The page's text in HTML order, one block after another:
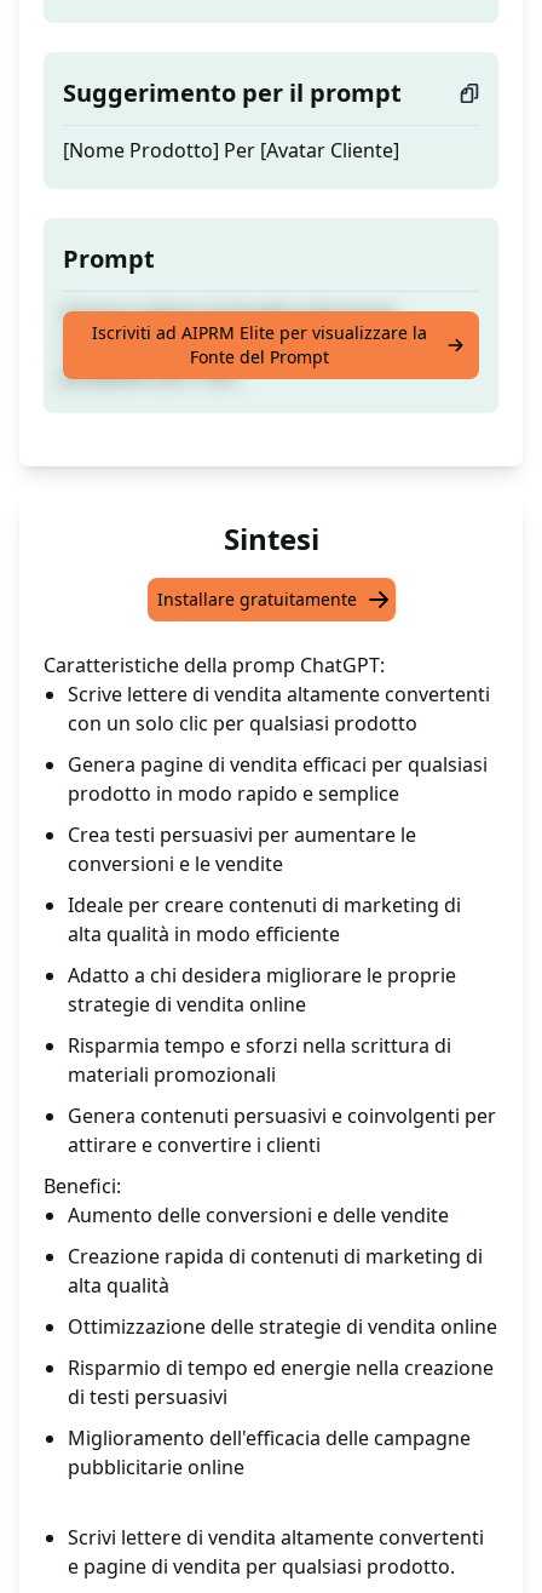
Suggerimento per il prompt
[Nome Prodotto] Per [Avatar Cliente]
Prompt
Genera Lettere di Vendita altamente
convertenti, Pagina di Vendita per qualsiasi
prodotto con 1 clic.
Iscriviti ad AIPRM Elite per visualizzare la
Fonte del Prompt
Sintesi
Installare gratuitamente
Caratteristiche della promp ChatGPT:
Scrive lettere di vendita altamente convertenti
con un solo clic per qualsiasi prodotto
Genera pagine di vendita efficaci per qualsiasi
prodotto in modo rapido e semplice
Crea testi persuasivi per aumentare le
conversioni e le vendite
Ideale per creare contenuti di marketing di
alta qualità in modo efficiente
Adatto a chi desidera migliorare le proprie
strategie di vendita online
Risparmia tempo e sforzi nella scrittura di
materiali promozionali
Genera contenuti persuasivi e coinvolgenti per
attirare e convertire i clienti
Benefici:
Aumento delle conversioni e delle vendite
Creazione rapida di contenuti di marketing di
alta qualità
Ottimizzazione delle strategie di vendita online
Risparmio di tempo ed energie nella creazione
di testi persuasivi
Miglioramento dell'efficacia delle campagne
pubblicitarie online
Scrivi lettere di vendita altamente convertenti
e pagine di vendita per qualsiasi prodotto.